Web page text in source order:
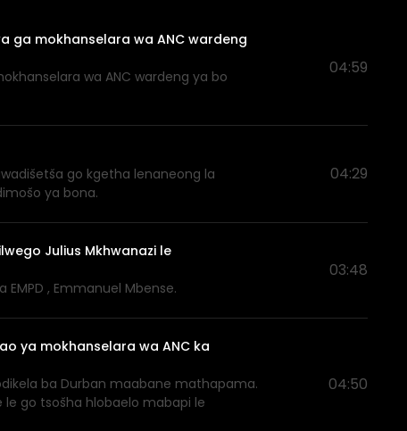
ga mokhanselara wa ANC wardeng
wa ANC wardeng ya bo
04:59
go kgetha lenaneong la
ya bona.
04:29
Julius Mkhwanazi le
, Emmanuel Mbense.
03:48
ya mokhanselara wa ANC ka
ba Durban maabane mathapama.
go tsošha hlobaelo mabapi le
04:50